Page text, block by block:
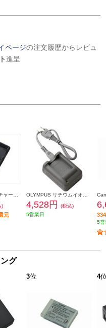
ページの注文履歴からレビュ
進呈
)
元
4,528円
(税込)
5営業日
5営
グ
3位 4